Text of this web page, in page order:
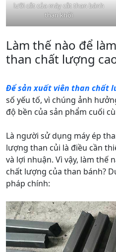
lưỡi cắt của máy cắt than bánh
than khối
Làm thế nào để
than chất lượng
Để sản xuất viên than chất
số yếu tố, vì chúng ảnh
độ bền của sản phẩm cuối
Là người sử dụng máy ép
lượng than củi là điều cần
và lợi nhuận. Vì vậy, làm thế
chất lượng của than bánh?
pháp chính: